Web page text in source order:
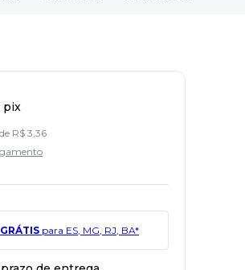
pix
R$ 3 ,36
para ES, MG, RJ, BA*